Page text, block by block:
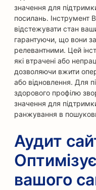
значення для
посилань.
відстежувати стан
гарантуючи, що вони
релевантними. Цей
які втрачені або
дозволяючи вжити
або відновлення. Для
здорового профілю
значення для
ранжування в
Аудит
вашого